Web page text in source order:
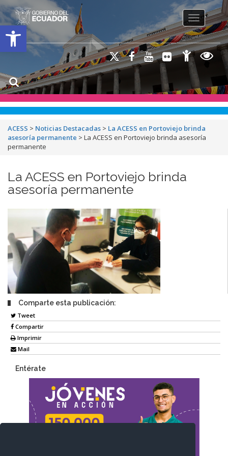
Open toolbar
Toggle
ACESS > Noticias Destacadas > La ACESS en Portoviejo brinda
asesoría permanente > La ACESS en Portoviejo brinda asesoría
permanente
La ACESS en Portoviejo brinda
asesoría permanente
Comparte esta publicación:
Tweet
Compartir
Imprimir
Mail
Entérate